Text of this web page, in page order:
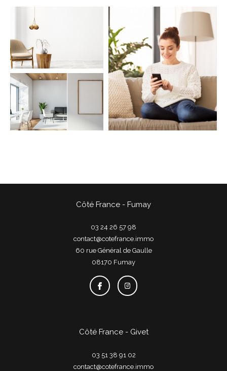
Côté France - Fumay
03 24 26 57 98
contact@cotefrance.immo
60 rue Général de Gaulle
08170
fumay
Côté France - Givet
03 51 38 91 02
contact@cotefrance.immo
AFFINER LES CRITÈRES
TERRASSE PARKING PISCINE
FILTRER PAR
COUPS DE COEUR
EXCLUSIVITÉS NOUVEAUTÉS